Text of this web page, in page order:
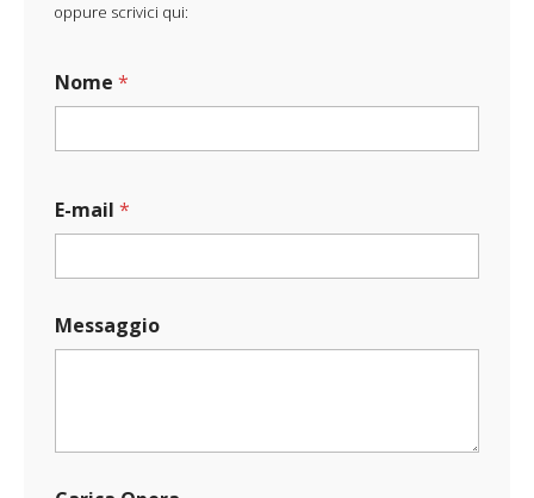
oppure scrivici qui:
Nome *
C
a
i
a
N
E-mail *
Messaggio